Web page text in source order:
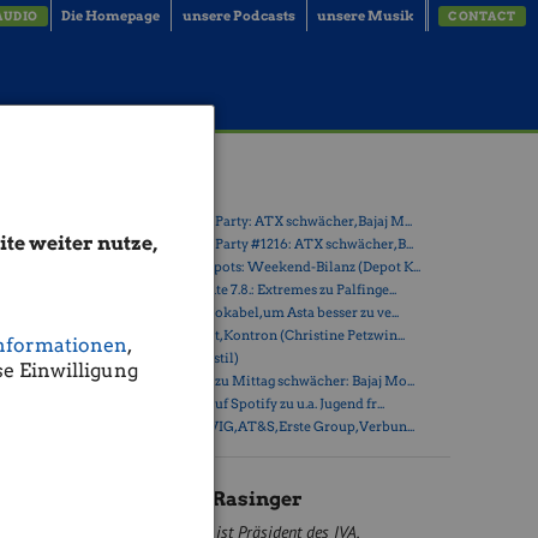
weiter nutze,
,
Einwilligung
Die Homepage unsere Podcasts unsere Musik CONTACT
zu
drei für
alle
» Wiener Börse Party: ATX schwächer, Bajaj M...
» Wiener Börse Party #1216: ATX schwächer, B...
» Österreich-Depots: Weekend-Bilanz (Depot K...
» Börsegeschichte 7.8.: Extremes zu Palfinge...
» Nachlese: 10 Vokabel, um Asta besser zu ve...
» PIR-News: Post, Kontron (Christine Petzwin...
» (Christian Drastil)
» Wiener Börse zu Mittag schwächer: Bajaj Mo...
» Börse-Inputs auf Spotify zu u.a. Jugend fr...
» ATX-Trends: VIG, AT&S, Erste Group, Verbun...
Wilhelm Rasinger
ist Präsident des IVA,